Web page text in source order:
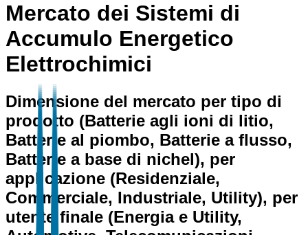
Mercato dei Sistemi di
Accumulo Energetico
Elettrochimici
Dimensione del mercato per tipo di
prodotto (Batterie agli ioni di litio,
Batterie al piombo, Batterie a flusso,
Batterie a base di nichel), per
applicazione (Residenziale,
Commerciale, Industriale, Utility), per
utente finale (Energia e Utility,